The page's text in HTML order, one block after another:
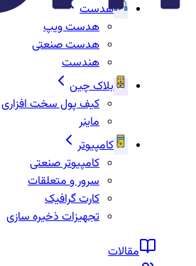
هدست
هدست ویپ
هدست صنعتی
هندست
بلاک چین
کیف پول سخت افزاری
ماینر
کامپیوتر
کامپیوتر صنعتی
سرور و متعلقات
کارت گرافیک
تجهیزات ذخیره سازی
مقالات